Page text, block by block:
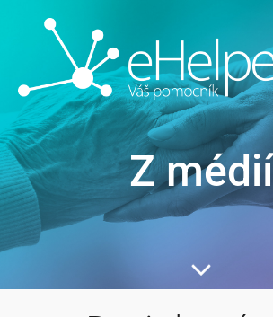
Z médií